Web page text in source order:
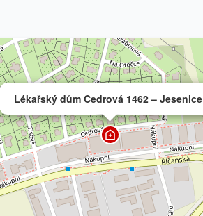
Lékařský dům Cedrová 1462 – Jesenice